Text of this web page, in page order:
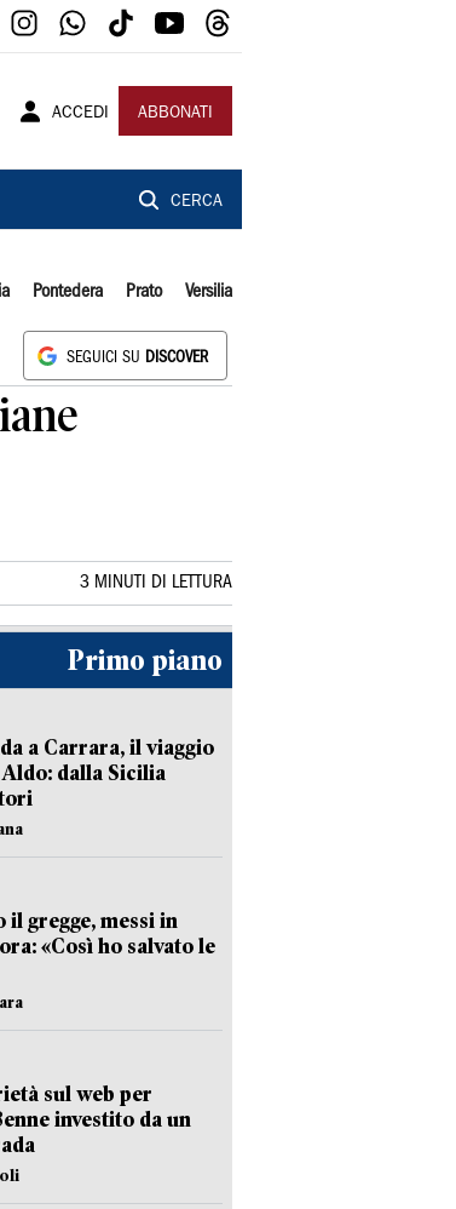
ACCEDI ABBONATI
CERCA
Pontedera Prato Versilia
SEGUICI SU DISCOVER
3 MINUTI DI LETTURA
Primo piano
a Carrara, il viaggio
dalla Sicilia
il gregge, messi in
«Così ho salvato le
sul web per
investito da un